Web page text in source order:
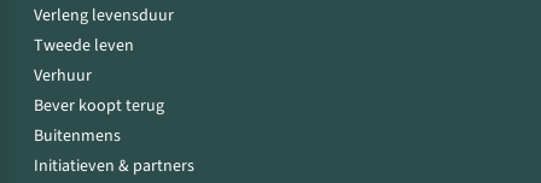
Verleng levensduur
Tweede leven
Verhuur
Bever koopt terug
Buitenmens
Initiatieven & partners